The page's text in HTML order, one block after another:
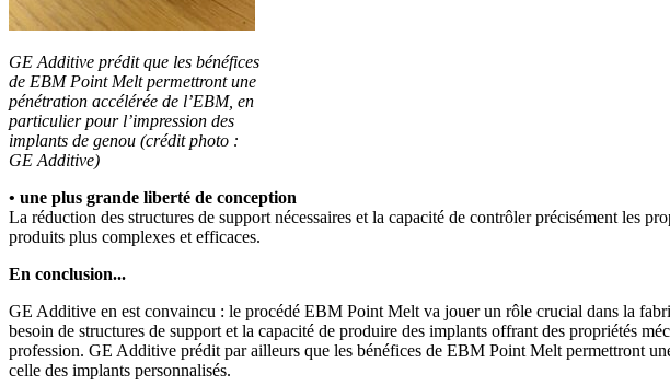
GE Additive prédit que les bénéfices
de EBM Point Melt permettront une
pénétration accélérée de l’EBM, en
particulier pour l’impression des
implants de genou (crédit photo :
GE Additive)
• une plus grande liberté de conception
La réduction des structures de support nécessaires et la capacité de contrôler précisément les
produits plus complexes et efficaces.
En conclusion...
GE Additive en est convaincu : le procédé EBM Point Melt va jouer un rôle crucial dans la
besoin de structures de support et la capacité de produire des implants offrant des propriétés
profession. GE Additive prédit par ailleurs que les bénéfices de EBM Point Melt permettront
celle des implants personnalisés.